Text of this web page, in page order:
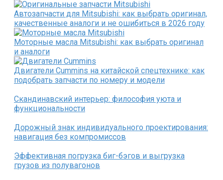
Автозапчасти для Mitsubishi: как выбрать оригинал,
качественные аналоги и не ошибиться в 2026 году
Моторные масла Mitsubishi: как выбрать оригинал
и аналоги
Двигатели Cummins на китайской спецтехнике: как
подобрать запчасти по номеру и модели
Скандинавский интерьер: философия уюта и
функциональности
Дорожный знак индивидуального проектирования:
навигация без компромиссов
Эффективная погрузка биг-бэгов и выгрузка
грузов из полувагонов